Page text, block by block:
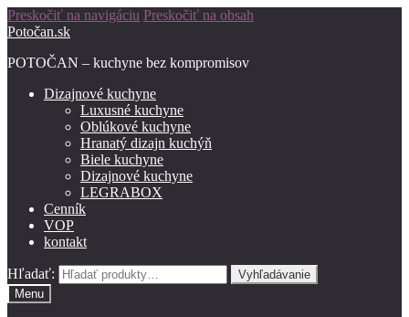
Preskočiť na navigáciu Preskočiť na obsah
Potočan.sk
POTOČAN – kuchyne bez kompromisov
Dizajnové kuchyne
Luxusné kuchyne
Oblúkové kuchyne
Hranatý dizajn kuchýň
Biele kuchyne
Dizajnové kuchyne
LEGRABOX
Cenník
VOP
kontakt
Hľadať:
Vyhľadávanie
Menu